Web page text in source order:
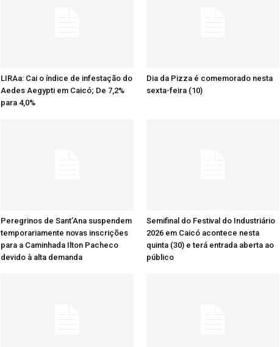
LIRAa: Cai o índice de infestação do
Aedes Aegypti em Caicó; De 7,2%
para 4,0%
Dia da Pizza é comemorado nesta
sexta-feira (10)
Peregrinos de Sant’Ana suspendem
temporariamente novas inscrições
para a Caminhada Ilton Pacheco
devido à alta demanda
Semifinal do Festival do Industriário
2026 em Caicó acontece nesta
quinta (30) e terá entrada aberta ao
público